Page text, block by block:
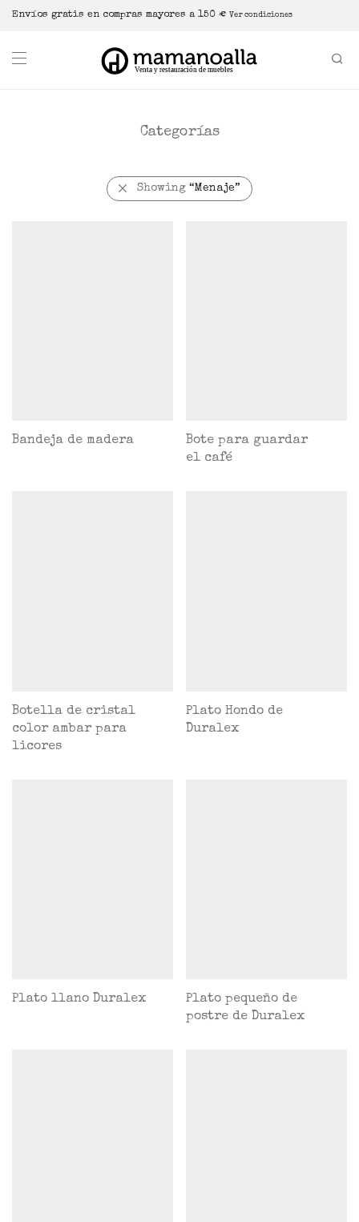
Envíos gratis en compras mayores a 150 € Ver condiciones
Categorías
Showing “Menaje”
Bandeja de madera
Bote para guardar
el café
Botella de cristal
color ambar para
licores
Plato Hondo de
Duralex
Plato llano Duralex
Plato pequeño de
postre de Duralex